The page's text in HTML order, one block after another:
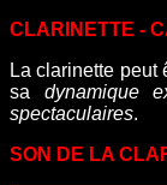
CLARINETTE -
La clarinette
sa dynamique
spectaculaires.
SON DE LA